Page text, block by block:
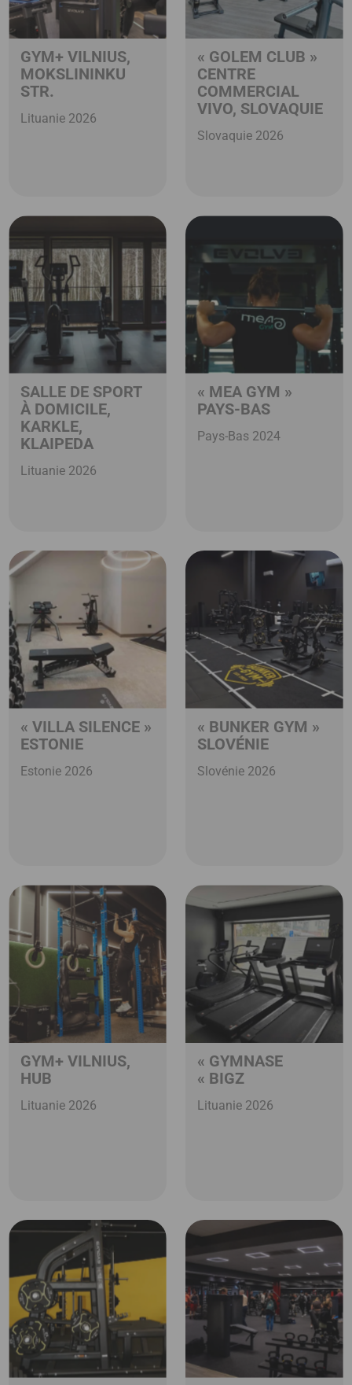
GYM+ VILNIUS,
MOKSLININKU
STR.
Lituanie 2026
« GOLEM CLUB »
CENTRE
COMMERCIAL
VIVO, SLOVAQUIE
Slovaquie 2026
SALLE DE SPORT
À DOMICILE,
KARKLE,
KLAIPEDA
Lituanie 2026
« MEA GYM »
PAYS-BAS
Pays-Bas 2024
« VILLA SILENCE »
ESTONIE
Estonie 2026
« BUNKER GYM »
SLOVÉNIE
Slovénie 2026
GYM+ VILNIUS,
HUB
Lituanie 2026
« GYMNASE
« BIGZ
Lituanie 2026